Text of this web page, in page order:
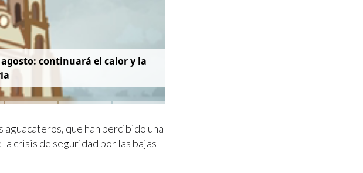
continuará el calor y la
aguacateros, que han percibido una
crisis de seguridad por las bajas